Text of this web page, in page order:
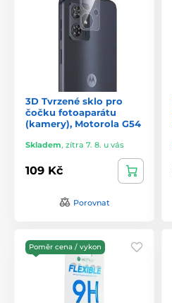
3D Tvrzené sklo pro
čočku fotoaparátu
(kamery), Motorola G54
Skladem, zítra 7. 8. u vás
109 Kč
Porovnat
Poměr cena / vykon